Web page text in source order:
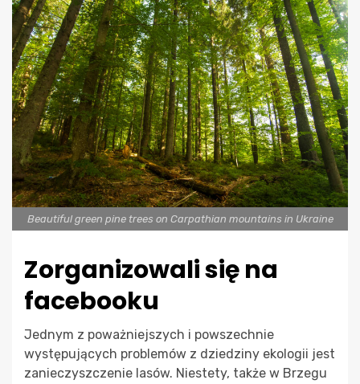
Beautiful green pine trees on Carpathian mountains in Ukraine
Zorganizowali się na
facebooku
Jednym z poważniejszych i powszechnie
występujących problemów z dziedziny ekologii jest
zanieczyszczenie lasów. Niestety, także w Brzegu